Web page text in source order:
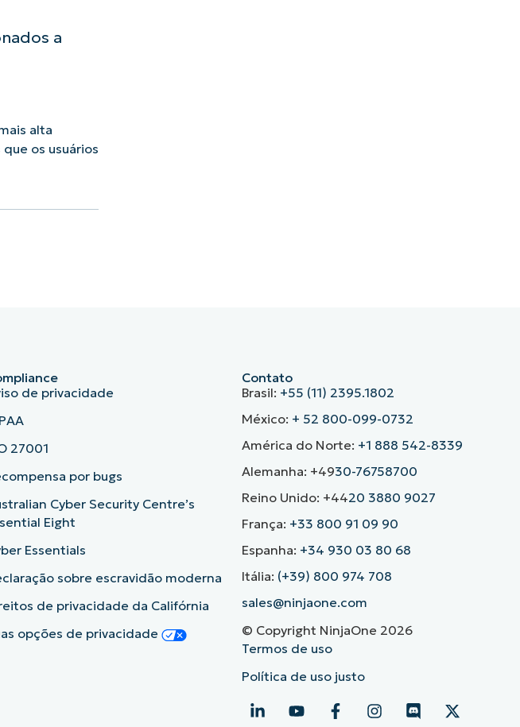
a
alta
os usuários
de privacidade
27001
por bugs
Cyber Security Centre’s
Eight
Essentials
sobre escravidão moderna
de privacidade da Califórnia
opções de privacidade
Contato
Brasil: +55 (11) 2395.1802
México: + 52 800-099-0732
América do Norte: +1 888 542-8339
Alemanha: +4930-76758700
Reino Unido: +4420 3880 9027
França: +33 800 91 09 90
Espanha: +34 930 03 80 68
Itália: (+39) 800 974 708
sales@ninjaone.com
© Copyright NinjaOne 2026
Termos de uso
Política de uso justo